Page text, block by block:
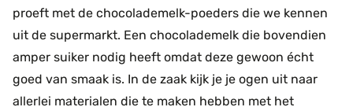
proeft met de chocolademelk-poeders die we kennen
uit de supermarkt. Een chocolademelk die bovendien
amper suiker nodig heeft omdat deze gewoon écht
goed van smaak is. In de zaak kijk je je ogen uit naar
allerlei materialen die te maken hebben met het